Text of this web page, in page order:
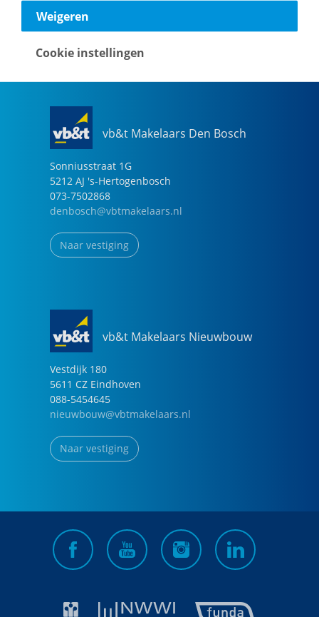
vb&t Makelaars Den Bosch
Sonniusstraat 1G
5212 AJ 's-Hertogenbosch
073-7502868
denbosch@vbtmakelaars.nl
Naar vestiging
vb&t Makelaars Nieuwbouw
Vestdijk 180
5611 CZ Eindhoven
088-5454645
nieuwbouw@vbtmakelaars.nl
Naar vestiging
Weigeren
Cookie instellingen